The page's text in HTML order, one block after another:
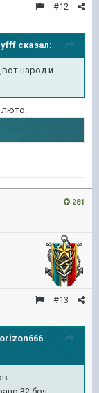
#12
сказал:
народ и
люто.
281
#13